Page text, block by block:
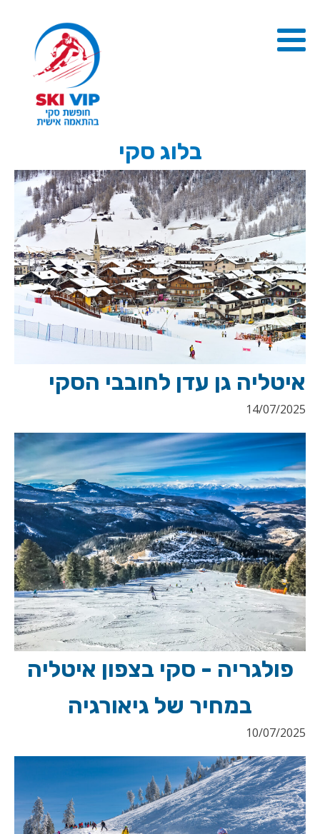
בלוג סקי
איטליה גן עדן לחובבי הסקי
14/07/2025
פולגריה - סקי בצפון איטליה
במחיר של גיאורגיה
10/07/2025